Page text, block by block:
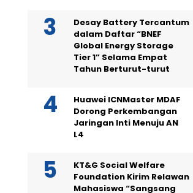
Desay Battery Tercantum
dalam Daftar “BNEF
Global Energy Storage
Tier 1” Selama Empat
Tahun Berturut-turut
Huawei ICNMaster MDAF
Dorong Perkembangan
Jaringan Inti Menuju AN
L4
KT&G Social Welfare
Foundation Kirim Relawan
Mahasiswa “Sangsang